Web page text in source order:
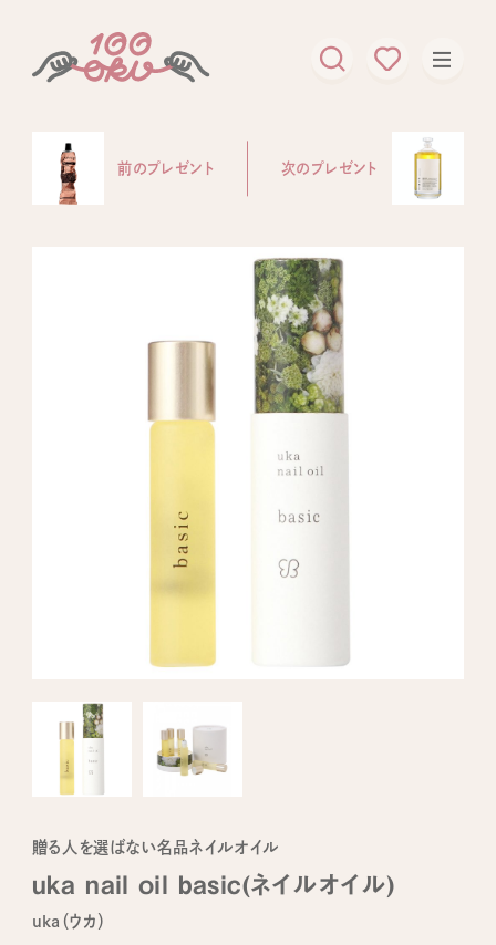
前のプレゼント 次のプレゼント
贈る人を選ばない名品ネイルオイル
uka nail oil basic(ネイルオイル)
uka（ウカ）